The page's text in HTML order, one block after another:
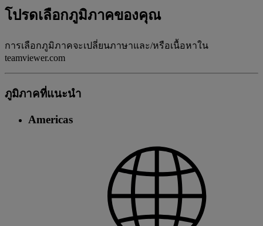
โปรดเลือกภูมิภาคของคุณ
การเลือกภูมิภาคจะเปลี่ยนภาษาและ/หรือเนื้อหาใน
teamviewer.com
ภูมิภาคที่แนะนํา
Americas